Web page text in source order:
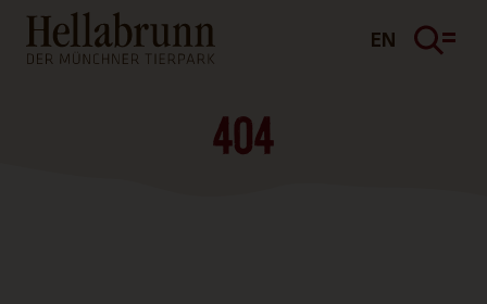
Hauptinhalt
Fußbereich
EN
404